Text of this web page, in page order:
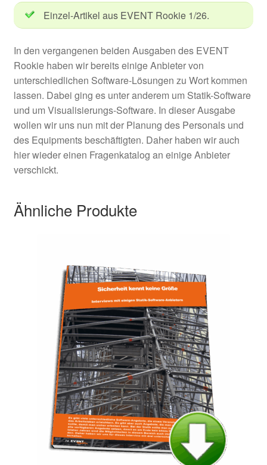
Einzel-Artikel aus EVENT Rookie 1/26.
In den vergangenen beiden Ausgaben des EVENT
Rookie haben wir bereits einige Anbieter von
unterschiedlichen Software-Lösungen zu Wort kommen
lassen. Dabei ging es unter anderem um Statik-Software
und um Visualisierungs-Software. In dieser Ausgabe
wollen wir uns nun mit der Planung des Personals und
des Equipments beschäftigten. Daher haben wir auch
hier wieder einen Fragenkatalog an einige Anbieter
verschickt.
Ähnliche Produkte